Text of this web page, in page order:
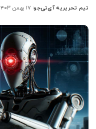
ارسال
توسط
تیم تحریریه آی‌تی‌جو ۱۷ بهمن ۱۴۰۳